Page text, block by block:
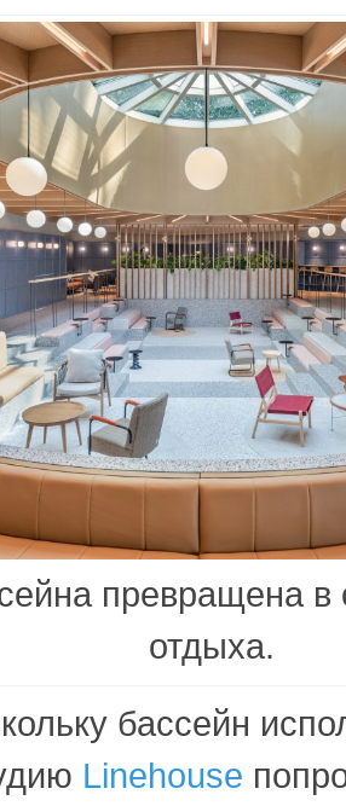
превращена в
отдыха.
бассейн
Linehouse